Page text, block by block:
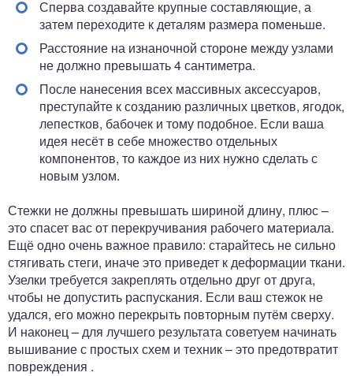
Сперва создавайте крупные составляющие, а
затем переходите к деталям размера поменьше.
Расстояние на изнаночной стороне между узлами
не должно превышать 4 сантиметра.
После нанесения всех массивных аксессуаров,
преступайте к созданию различных цветков, ягодок,
лепестков, бабочек и тому подобное. Если ваша
идея несёт в себе множество отдельных
компонентов, то каждое из них нужно сделать с
новым узлом.
Стежки не должны превышать шириной длину, плюс –
это спасет вас от перекручивания рабочего материала.
Ещё одно очень важное правило: старайтесь не сильно
стягивать стеги, иначе это приведет к деформации ткани.
Узелки требуется закреплять отдельно друг от друга,
чтобы не допустить распускания. Если ваш стежок не
удался, его можно перекрыть повторным путём сверху.
И наконец – для лучшего результата советуем начинать
вышивание с простых схем и техник – это предотвратит
повреждения .